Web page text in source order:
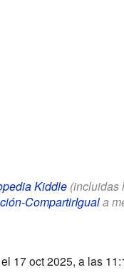
Kiddle(incluidas
CompartirIguala
17 oct 2025, a las